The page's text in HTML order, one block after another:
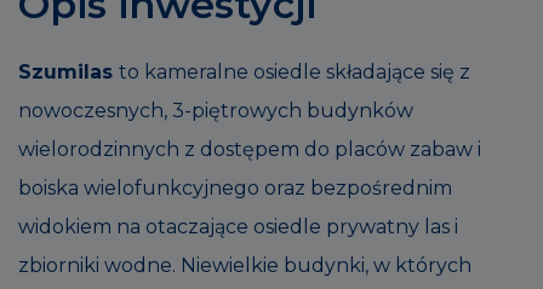
Szumilas to kameralne osiedle składające się z
nowoczesnych, 3-piętrowych budynków
wielorodzinnych z dostępem do placów zabaw i
boiska wielofunkcyjnego oraz bezpośrednim
widokiem na otaczające osiedle prywatny las i
zbiorniki wodne. Niewielkie budynki, w których